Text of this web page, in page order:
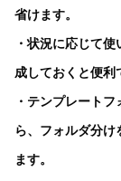
省けます。
・状況に応じて
成しておくと便利
・テンプレート
ら、フォルダ分け
ます。